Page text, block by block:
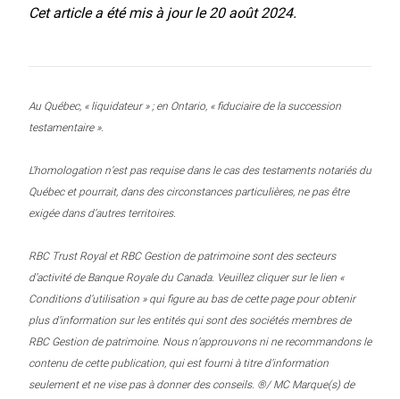
Cet article a été mis à jour le 20 août 2024.
Au Québec, « liquidateur » ; en Ontario, « fiduciaire de la succession
testamentaire ».
L’homologation n’est pas requise dans le cas des testaments notariés du
Québec et pourrait, dans des circonstances particulières, ne pas être
exigée dans d’autres territoires.
RBC Trust Royal et RBC Gestion de patrimoine sont des secteurs
d’activité de Banque Royale du Canada. Veuillez cliquer sur le lien «
Conditions d’utilisation » qui figure au bas de cette page pour obtenir
plus d’information sur les entités qui sont des sociétés membres de
RBC Gestion de patrimoine. Nous n’approuvons ni ne recommandons le
contenu de cette publication, qui est fourni à titre d’information
seulement et ne vise pas à donner des conseils. ®/ MC Marque(s) de